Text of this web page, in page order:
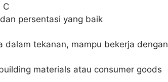
C
persentasi yang baik
dalam tekanan, mampu bekerja dengan
materials atau consumer goods